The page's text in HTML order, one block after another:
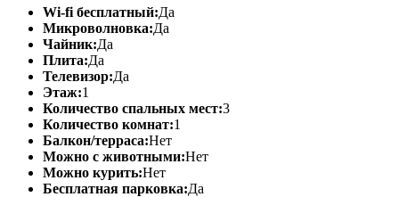
Wi-fi бесплатный:Да
Микроволновка:Да
Чайник:Да
Плита:Да
Телевизор:Да
Этаж:1
Количество спальных мест:3
Количество комнат:1
Балкон/терраса:Нет
Можно с животными:Нет
Можно курить:Нет
Бесплатная парковка:Да